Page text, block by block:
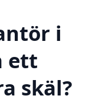
i
ett
skäl?